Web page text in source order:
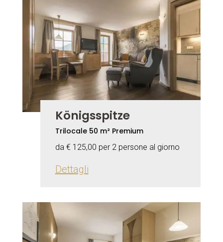
Königsspitze
Trilocale 50 m² Premium
da € 125,00 per 2 persone al giorno
Dettagli